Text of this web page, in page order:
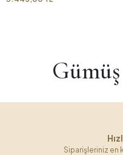
Siparişleriniz en